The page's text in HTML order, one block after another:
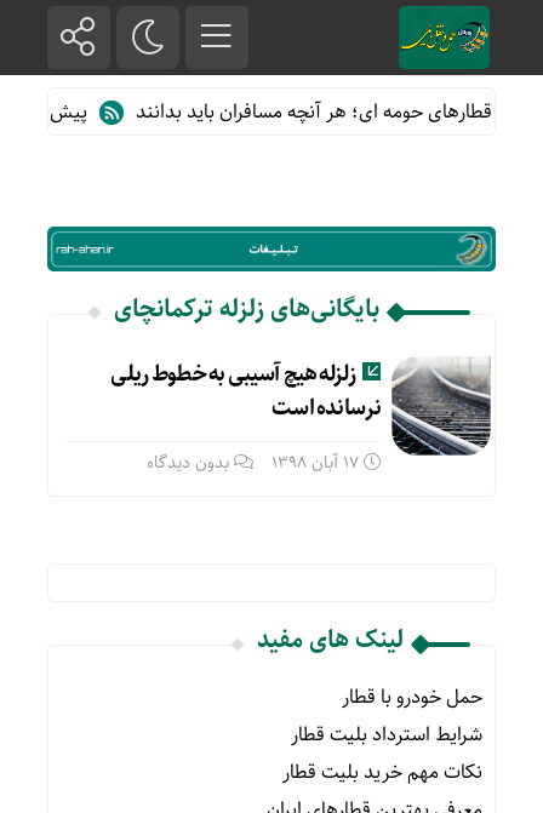
از قطارهای حومه ای؛ هر آنچه مسافران باید بدانند پیش فروش
بایگانی‌های زلزله ترکمانچای
زلزله هیچ آسیبی به خطوط ریلی
نرسانده است
17 آبان 1398 بدون دیدگاه
لینک های مفید
حمل خودرو با قطار
شرایط استرداد بلیت قطار
نکات مهم خرید بلیت قطار